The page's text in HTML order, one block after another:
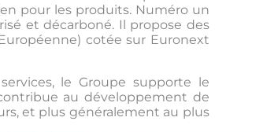
pour les produits. Numéro un
et décarboné. Il propose des
cotée sur Euronext
le Groupe supporte le
au développement de
et plus généralement au plus